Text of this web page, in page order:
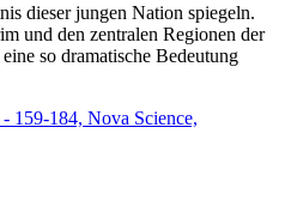
dieser jungen Nation spiegeln.
und den zentralen Regionen der
so dramatische Bedeutung
159-184, Nova Science,